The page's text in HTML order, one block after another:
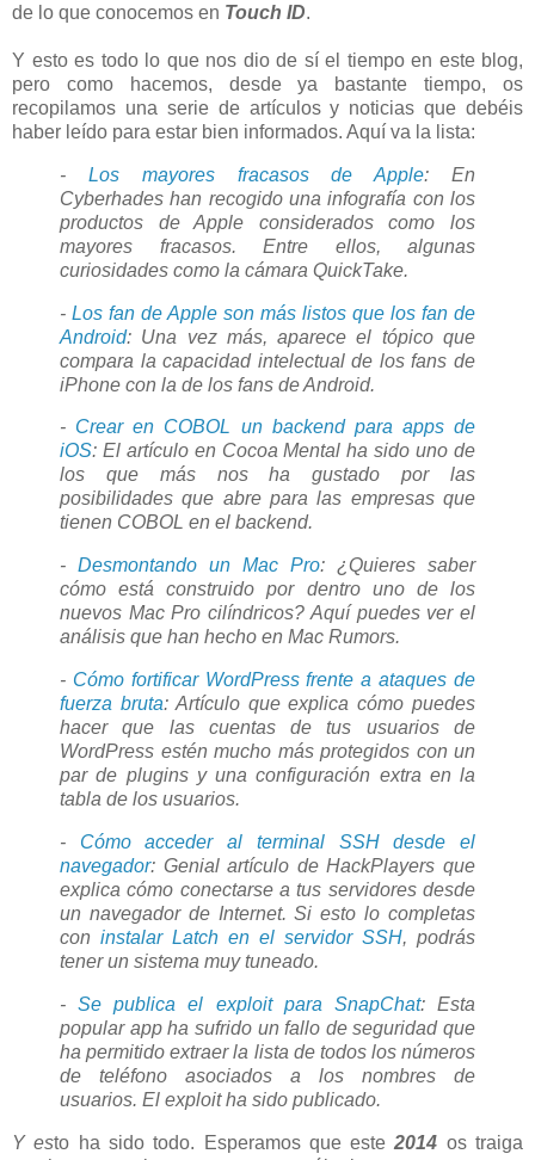
de lo que conocemos en Touch ID.
Y esto es todo lo que nos dio de sí el tiempo en este blog,
pero como hacemos, desde ya bastante tiempo, os
recopilamos una serie de artículos y noticias que debéis
haber leído para estar bien informados. Aquí va la lista:
- Los mayores fracasos de Apple: En
Cyberhades han recogido una infografía con los
productos de Apple considerados como los
mayores fracasos. Entre ellos, algunas
curiosidades como la cámara QuickTake.
- Los fan de Apple son más listos que los fan de
Android: Una vez más, aparece el tópico que
compara la capacidad intelectual de los fans de
iPhone con la de los fans de Android.
- Crear en COBOL un backend para apps de
iOS: El artículo en Cocoa Mental ha sido uno de
los que más nos ha gustado por las
posibilidades que abre para las empresas que
tienen COBOL en el backend.
- Desmontando un Mac Pro: ¿Quieres saber
cómo está construido por dentro uno de los
nuevos Mac Pro cilíndricos? Aquí puedes ver el
análisis que han hecho en Mac Rumors.
- Cómo fortificar WordPress frente a ataques de
fuerza bruta: Artículo que explica cómo puedes
hacer que las cuentas de tus usuarios de
WordPress estén mucho más protegidos con un
par de plugins y una configuración extra en la
tabla de los usuarios.
- Cómo acceder al terminal SSH desde el
navegador: Genial artículo de HackPlayers que
explica cómo conectarse a tus servidores desde
un navegador de Internet. Si esto lo completas
con instalar Latch en el servidor SSH, podrás
tener un sistema muy tuneado.
-Se publica el exploit para SnapChat: Esta
popular app ha sufrido un fallo de seguridad que
ha permitido extraer la lista de todos los números
de teléfono asociados a los nombres de
usuarios. El exploit ha sido publicado.
Y esto ha sido todo. Esperamos que este2014 os traiga